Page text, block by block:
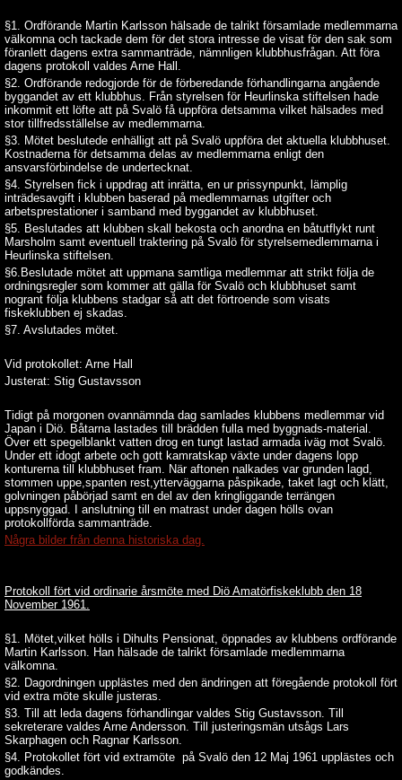
§1. Ordförande Martin Karlsson hälsade de talrikt församlade medlemmarna
välkomna och tackade dem för det stora intresse de visat för den sak som
föranlett dagens extra sammanträde, nämnligen klubbhusfrågan. Att föra
dagens protokoll valdes Arne Hall.
§2. Ordförande redogjorde för de förberedande förhandlingarna angående
byggandet av ett klubbhus. Från styrelsen för Heurlinska stiftelsen hade
inkommit ett löfte att på Svalö få uppföra detsamma vilket hälsades med
stor tillfredsställelse av medlemmarna.
§3. Mötet beslutede enhälligt att på Svalö uppföra det aktuella klubbhuset.
Kostnaderna för detsamma delas av medlemmarna enligt den
ansvarsförbindelse de undertecknat.
§4. Styrelsen fick i uppdrag att inrätta, en ur prissynpunkt, lämplig
inträdesavgift i klubben baserad på medlemmarnas utgifter och
arbetsprestationer i samband med byggandet av klubbhuset.
§5. Beslutades att klubben skall bekosta och anordna en båtutflykt runt
Marsholm samt eventuell traktering på Svalö för styrelsemedlemmarna i
Heurlinska stiftelsen.
§6.Beslutade mötet att uppmana samtliga medlemmar att strikt följa de
ordningsregler som kommer att gälla för Svalö och klubbhuset samt
nogrant följa klubbens stadgar så att det förtroende som visats
fiskeklubben ej skadas.
§7. Avslutades mötet.
Vid protokollet: Arne Hall
Justerat: Stig Gustavsson
Tidigt på morgonen ovannämnda dag samlades klubbens medlemmar vid
Japan i Diö. Båtarna lastades till brädden fulla med byggnads-material.
Över ett spegelblankt vatten drog en tungt lastad armada iväg mot Svalö.
Under ett idogt arbete och gott kamratskap växte under dagens lopp
konturerna till klubbhuset fram. När aftonen nalkades var grunden lagd,
stommen uppe,spanten rest,ytterväggarna påspikade, taket lagt och klätt,
golvningen påbörjad samt en del av den kringliggande terrängen
uppsnyggad. I anslutning till en matrast under dagen hölls ovan
protokollförda sammanträde.
Några bilder från denna historiska dag.
Protokoll fört vid ordinarie årsmöte med Diö Amatörfiskeklubb den 18
November 1961.
§1. Mötet,vilket hölls i Dihults Pensionat, öppnades av klubbens ordförande
Martin Karlsson. Han hälsade de talrikt församlade medlemmarna
välkomna.
§2. Dagordningen upplästes med den ändringen att föregående protokoll fört
vid extra möte skulle justeras.
§3. Till att leda dagens förhandlingar valdes Stig Gustavsson. Till
sekreterare valdes Arne Andersson. Till justeringsmän utsågs Lars
Skarphagen och Ragnar Karlsson.
§4. Protokollet fört vid extramöte på Svalö den 12 Maj 1961 upplästes och
godkändes.